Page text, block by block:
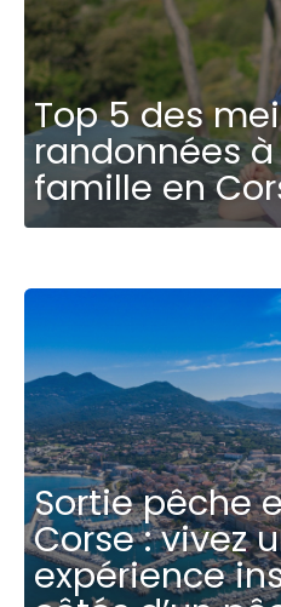
Top 5 des
randonnées
famille en
Sortie pêche
Corse : vivez
expérience